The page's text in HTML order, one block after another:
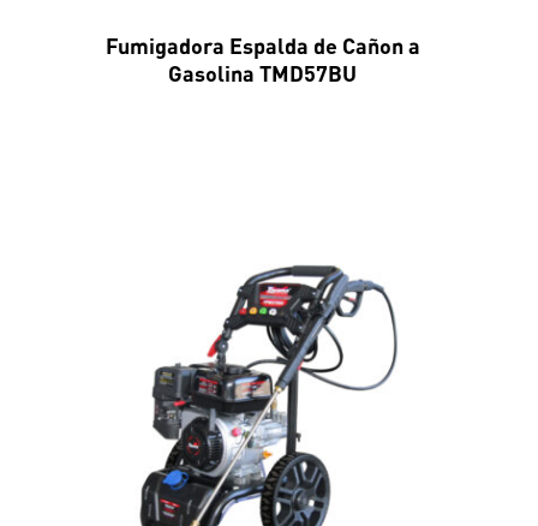
Fumigadora Espalda de Cañon a
Gasolina TMD57BU